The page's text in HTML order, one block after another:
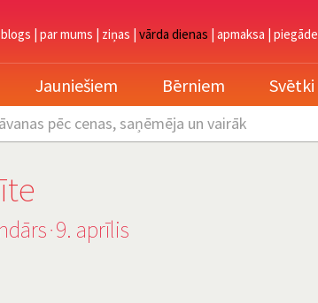
blogs | par mums | ziņas | vārda dienas | apmaksa | piegāde
Jauniešiem Bērniem Svētki
pēc cenas, saņēmēja un vairāk
˙ 9. aprīlis